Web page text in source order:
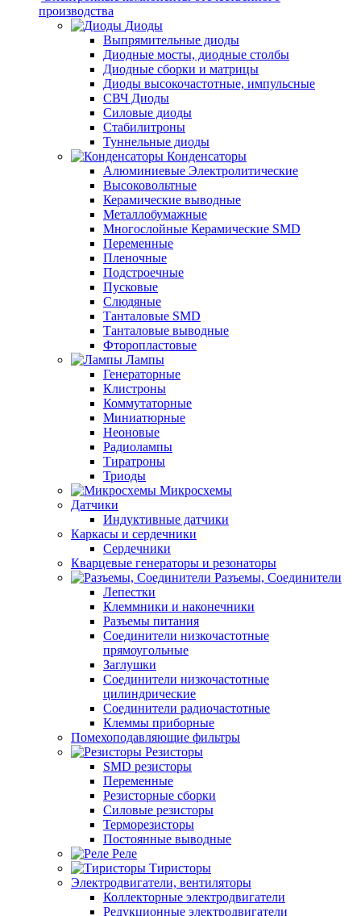
производства
Диоды
Выпрямительные диоды
Диодные мосты, диодные столбы
Диодные сборки и матрицы
Диоды высокочастотные, импульсные
СВЧ Диоды
Силовые диоды
Стабилитроны
Туннельные диоды
Конденсаторы
Алюминиевые Электролитические
Высоковольтные
Керамические выводные
Металлобумажные
Многослойные Керамические SMD
Переменные
Пленочные
Подстроечные
Пусковые
Слюдяные
Танталовые SMD
Танталовые выводные
Фторопластовые
Лампы
Генераторные
Клистроны
Коммутаторные
Миниатюрные
Неоновые
Радиолампы
Тиратроны
Триоды
Микросхемы
Датчики
Индуктивные датчики
Каркасы и сердечники
Сердечники
Кварцевые генераторы и резонаторы
Разъемы, Соединители
Лепестки
Клеммники и наконечники
Разъемы питания
Соединители низкочастотные
прямоугольные
Заглушки
Соединители низкочастотные
цилиндрические
Соединители радиочастотные
Клеммы приборные
Помехоподавляющие фильтры
Резисторы
SMD резисторы
Переменные
Резисторные сборки
Силовые резисторы
Терморезисторы
Постоянные выводные
Реле
Тиристоры
Электродвигатели, вентиляторы
Коллекторные электродвигатели
Редукционные электродвигатели